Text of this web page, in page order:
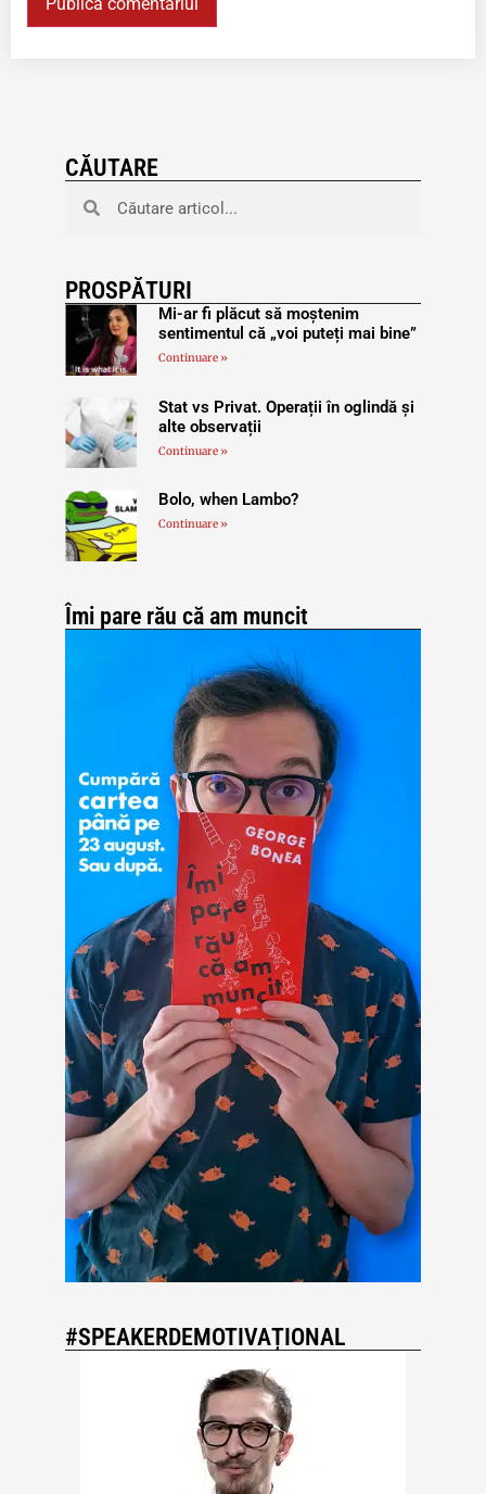
CĂUTARE
PROSPĂTURI
Mi-ar fi plăcut să moștenim
sentimentul că „voi puteți mai bine”
Continuare »
Stat vs Privat. Operații în oglindă și
alte observații
Continuare »
Bolo, when Lambo?
Continuare »
Îmi pare rău că am muncit
#SPEAKERDEMOTIVAȚIONAL